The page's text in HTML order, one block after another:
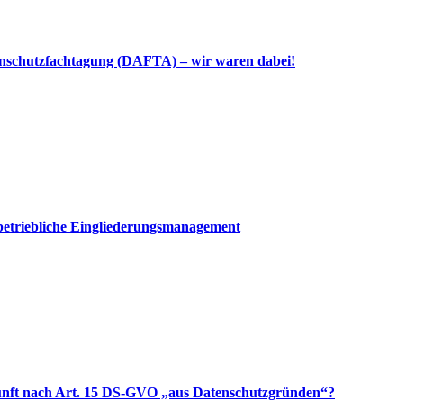
(DAFTA) – wir waren dabei!
Eingliederungsmanagement
nach Art. 15 DS-GVO „aus Datenschutzgründen“?